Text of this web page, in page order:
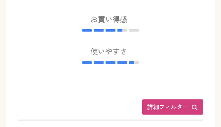
お買い得感
使いやすさ
詳細フィルター